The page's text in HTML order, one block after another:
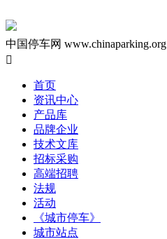
中国停车网 www.chinaparking.org

首页
资讯中心
产品库
品牌企业
技术文库
招标采购
高端招聘
法规
活动
《城市停车》
城市站点